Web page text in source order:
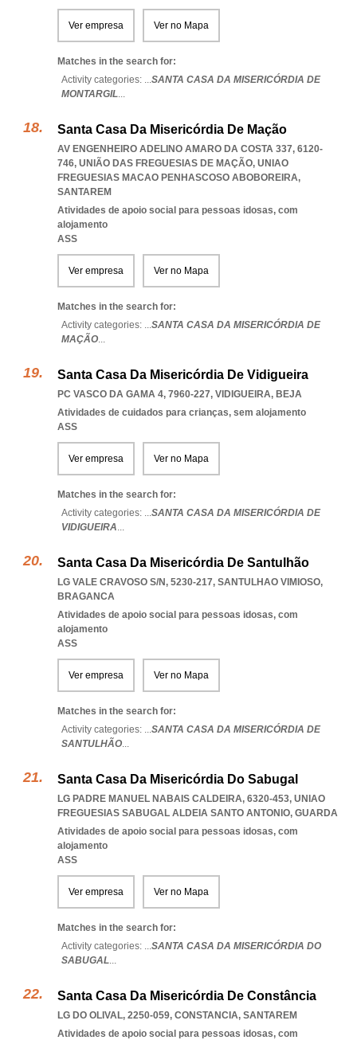
Ver empresa Ver no Mapa
Matches in the search for:
Activity categories: ...SANTA CASA DA MISERICÓRDIA DE
MONTARGIL...
Santa Casa Da Misericórdia De Mação
AV ENGENHEIRO ADELINO AMARO DA COSTA 337, 6120-
746, UNIÃO DAS FREGUESIAS DE MAÇÃO, UNIAO
FREGUESIAS MACAO PENHASCOSO ABOBOREIRA,
SANTAREM
Atividades de apoio social para pessoas idosas, com
alojamento
ASS
Ver empresa Ver no Mapa
Matches in the search for:
Activity categories: ...SANTA CASA DA MISERICÓRDIA DE
MAÇÃO...
Santa Casa Da Misericórdia De Vidigueira
PC VASCO DA GAMA 4, 7960-227, VIDIGUEIRA, BEJA
Atividades de cuidados para crianças, sem alojamento
ASS
Ver empresa Ver no Mapa
Matches in the search for:
Activity categories: ...SANTA CASA DA MISERICÓRDIA DE
VIDIGUEIRA...
Santa Casa Da Misericórdia De Santulhão
LG VALE CRAVOSO S/N, 5230-217, SANTULHAO VIMIOSO,
BRAGANCA
Atividades de apoio social para pessoas idosas, com
alojamento
ASS
Ver empresa Ver no Mapa
Matches in the search for:
Activity categories: ...SANTA CASA DA MISERICÓRDIA DE
SANTULHÃO...
Santa Casa Da Misericórdia Do Sabugal
LG PADRE MANUEL NABAIS CALDEIRA, 6320-453, UNIAO
FREGUESIAS SABUGAL ALDEIA SANTO ANTONIO, GUARDA
Atividades de apoio social para pessoas idosas, com
alojamento
ASS
Ver empresa Ver no Mapa
Matches in the search for:
Activity categories: ...SANTA CASA DA MISERICÓRDIA DO
SABUGAL...
Santa Casa Da Misericórdia De Constância
LG DO OLIVAL, 2250-059, CONSTANCIA, SANTAREM
Atividades de apoio social para pessoas idosas, com